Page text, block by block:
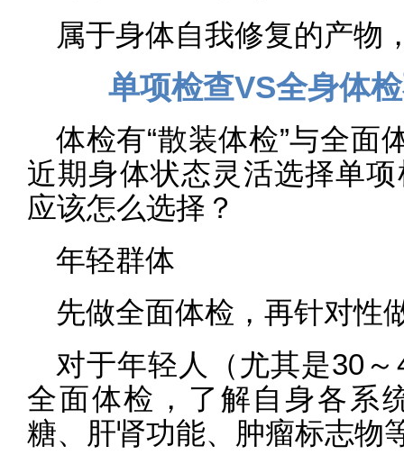
属于身体自我修复的产物
单项检查VS全身体
体检有“散装体检”与全面
近期身体状态灵活选择单
应该怎么选择？
年轻群体
先做全面体检，再针对性
对于年轻人（尤其是30
全面体检，了解自身各系
糖、肝肾功能、肿瘤标志物